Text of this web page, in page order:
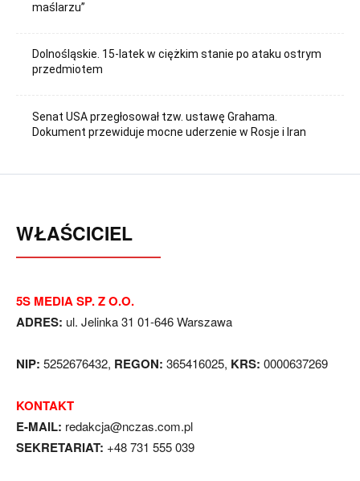
maślarzu”
Dolnośląskie. 15-latek w ciężkim stanie po ataku ostrym
przedmiotem
Senat USA przegłosował tzw. ustawę Grahama.
Dokument przewiduje mocne uderzenie w Rosje i Iran
WŁAŚCICIEL
5S MEDIA SP. Z O.O.
ADRES: ul. Jelinka 31 01-646 Warszawa
NIP: 5252676432, REGON: 365416025, KRS: 0000637269
KONTAKT
E-MAIL: redakcja@nczas.com.pl
SEKRETARIAT: +48 731 555 039